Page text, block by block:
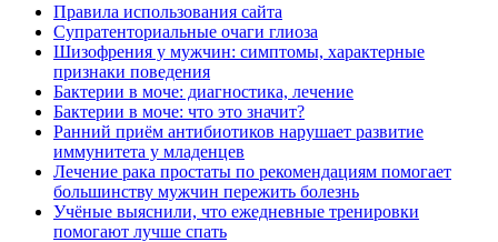
Правила использования сайта
Супратенториальные очаги глиоза
Шизофрения у мужчин: симптомы, характерные
признаки поведения
Бактерии в моче: диагностика, лечение
Бактерии в моче: что это значит?
Ранний приём антибиотиков нарушает развитие
иммунитета у младенцев
Лечение рака простаты по рекомендациям помогает
большинству мужчин пережить болезнь
Учёные выяснили, что ежедневные тренировки
помогают лучше спать